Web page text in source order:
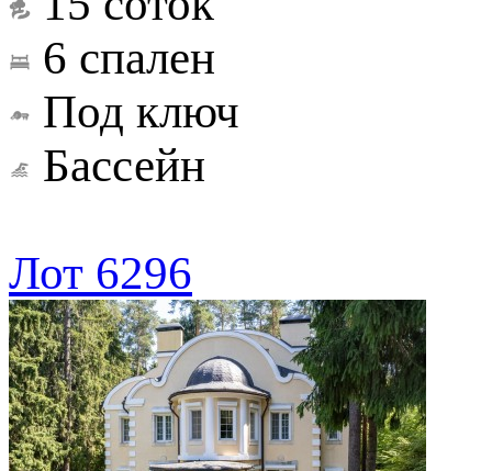
6 спален
Под ключ
Бассейн
Лот 6296